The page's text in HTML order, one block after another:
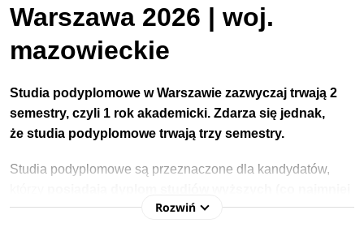
Warszawa 2026 | woj.
mazowieckie
Studia podyplomowe w Warszawie zazwyczaj trwają 2
semestry, czyli 1 rok akademicki. Zdarza się jednak,
że studia podyplomowe trwają trzy semestry.
Studia podyplomowe są przeznaczone dla kandydatów,
studiów I stopnia).
Rozwiń